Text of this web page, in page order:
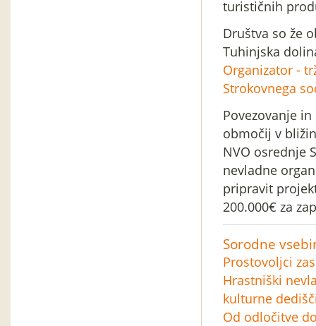
turističnih
Društva so že
Tuhinjska
Organizator -
Strokovnega
Povezovanje
območij v
NVO osrednje
nevladne
pripravit
200.000€ za
Sorodne
Prostovoljci
Hrastniški
kulturne
Od odločitve